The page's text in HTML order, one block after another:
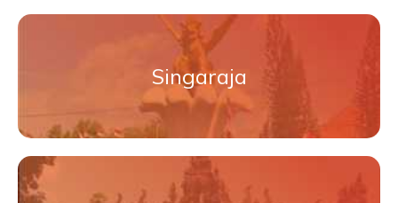
Singaraja